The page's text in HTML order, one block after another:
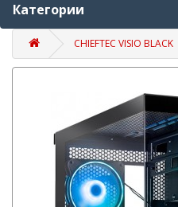
Категории
CHIEFTEC VISIO BLACK